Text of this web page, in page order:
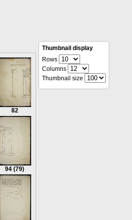
82
94 (79)
Thumbnail display
Rows
Columns
Thumbnail size